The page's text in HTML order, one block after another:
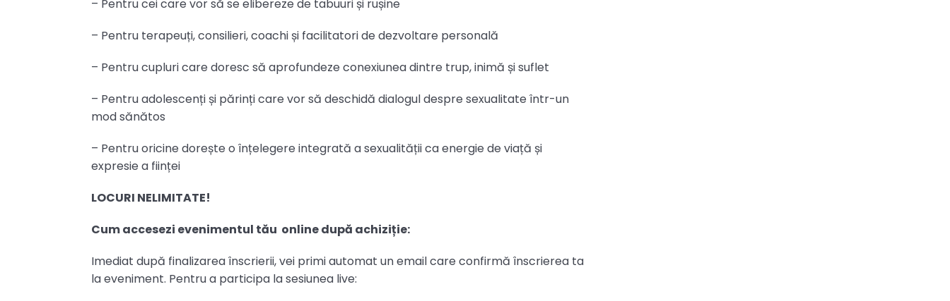
– Pentru cei care vor să se elibereze de tabuuri și rușine
– Pentru terapeuți, consilieri, coachi și facilitatori de dezvoltare personală
– Pentru cupluri care doresc să aprofundeze conexiunea dintre trup, inimă și suflet
– Pentru adolescenți și părinți care vor să deschidă dialogul despre sexualitate într-un
mod sănătos
– Pentru oricine dorește o înțelegere integrată a sexualității ca energie de viață și
expresie a ființei
LOCURI NELIMITATE!
Cum accesezi evenimentul tău online după achiziție:
Imediat după finalizarea înscrierii, vei primi automat un email care confirmă înscrierea ta
la eveniment. Pentru a participa la sesiunea live: